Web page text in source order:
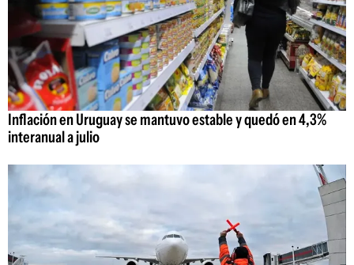
Inflación en Uruguay se mantuvo estable y quedó en 4,3%
interanual a julio